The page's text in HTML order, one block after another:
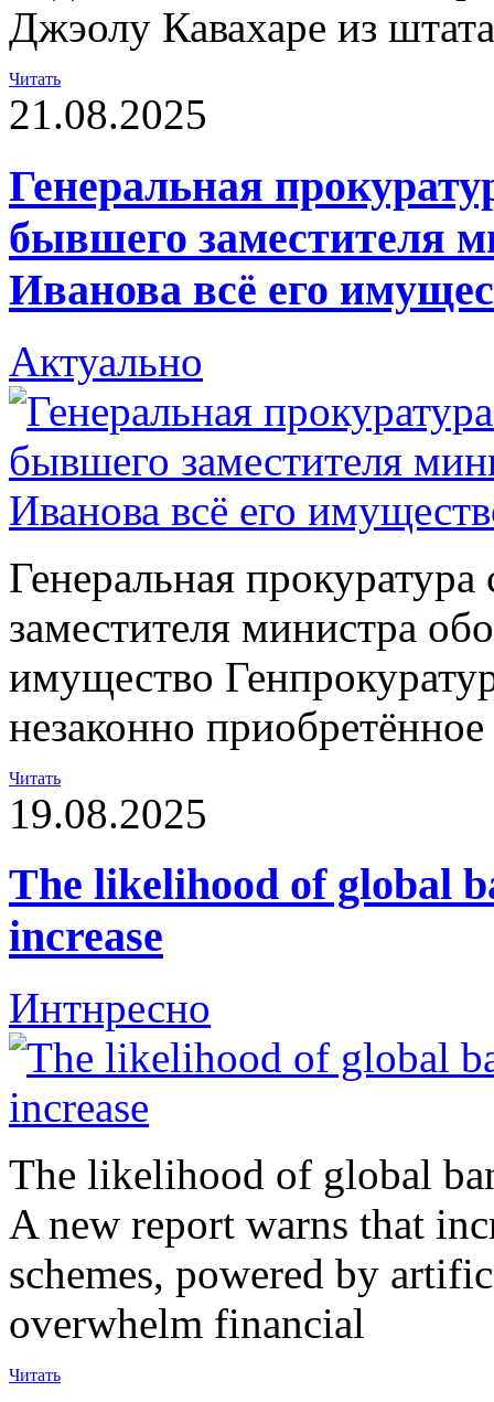
Джэолу Кавахаре из
Читать
21.08.2025
Генеральная
бывшего заместителя
Иванова всё его
Актуально
Генеральная
заместителя министра
имущество
незаконно
Читать
19.08.2025
The likelihood of global
increase
Интнресно
The likelihood of global
A new report warns that
schemes, powered by
overwhelm financial
Читать